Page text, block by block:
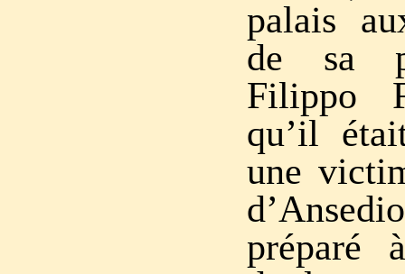
palais
de sa
Filippo
qu’il
une
préparé